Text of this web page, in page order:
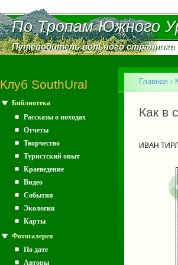
По Тропам Южного
По Тропам Южного
Путеводитель вольного странника
Путеводитель вольного странника
Клуб SouthUral
Библиотека
Рассказы о походах
Отчеты
Творчество
Туристский опыт
Краеведение
Видео
События
Экология
Карты
Фотогалерея
По дате
Авторы
Вы
Главная ›
Как в
ИВАН